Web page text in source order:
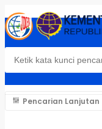
Pencarian Lanjutan